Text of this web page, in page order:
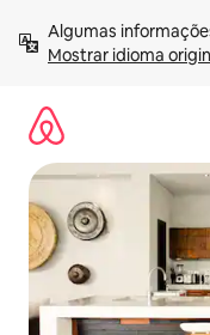
para
Mostrar idioma